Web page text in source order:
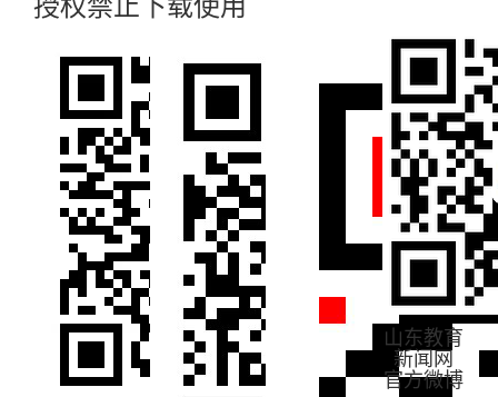
山东教育
新闻网
官方微博